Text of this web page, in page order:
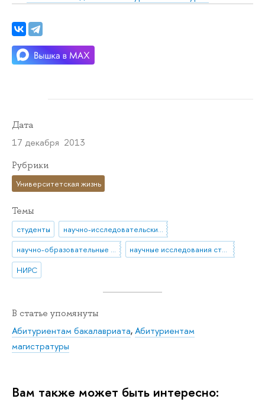
Дата
17 декабря 2013
Рубрики
Университетская жизнь
Темы
студенты
научно-исследовательские проекты
научно-образовательные конкурсы
научные исследования студентов
НИРС
В статье упомянуты
Абитуриентам бакалавриата,Абитуриентам
магистратуры
Вам также может быть интересно: